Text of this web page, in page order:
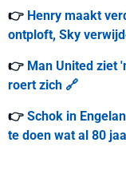
👉 Henry maakt
ontploft, Sky
👉 Man United ziet
roert zich 🔗
👉 Schok in
te doen wat al 80